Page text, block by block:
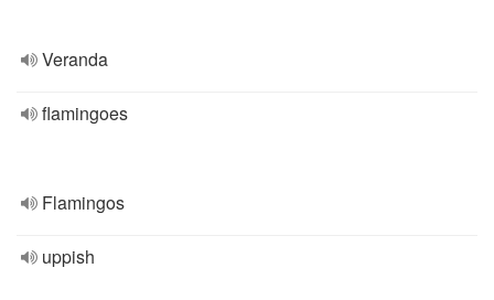
Veranda
flamingoes
Flamingos
uppish